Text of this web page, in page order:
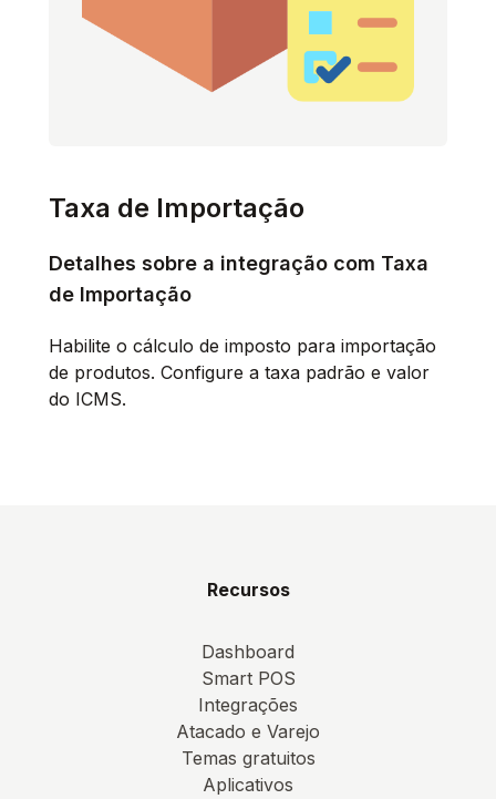
Taxa de Importação
Detalhes sobre a integração com Taxa
de Importação
Habilite o cálculo de imposto para importação
de produtos. Configure a taxa padrão e valor
do ICMS.
Recursos
Dashboard
Smart POS
Integrações
Atacado e Varejo
Temas gratuitos
Aplicativos